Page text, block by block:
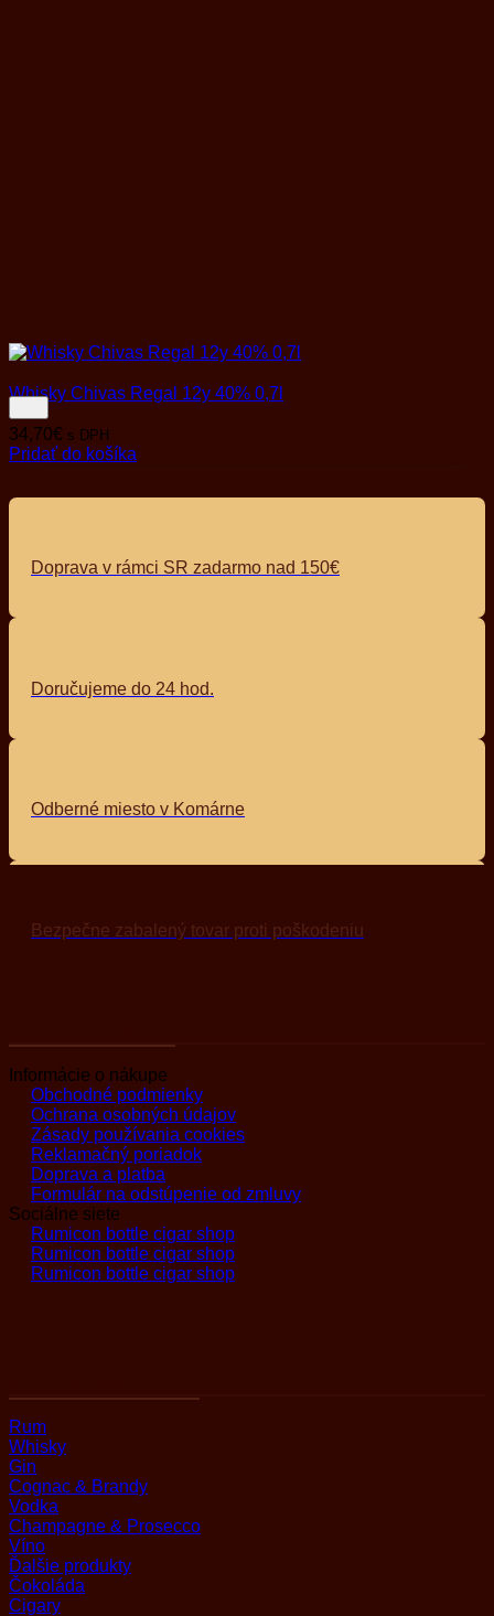
Whisky Chivas Regal 12y 40% 0,7l
34,70€ s DPH
Pridať do košíka
Doprava v rámci SR zadarmo nad 150€
Doručujeme do 24 hod.
Odberné miesto v Komárne
Bezpečne zabalený tovar proti poškodeniu
Informácie o nákupe
Obchodné podmienky
Ochrana osobných údajov
Zásady používania cookies
Reklamačný poriadok
Doprava a platba
Formulár na odstúpenie od zmluvy
Sociálne siete
Rumicon bottle cigar shop
Rumicon bottle cigar shop
Rumicon bottle cigar shop
Rum
Whisky
Gin
Cognac & Brandy
Vodka
Champagne & Prosecco
Víno
Ďalšie produkty
Čokoláda
Cigary